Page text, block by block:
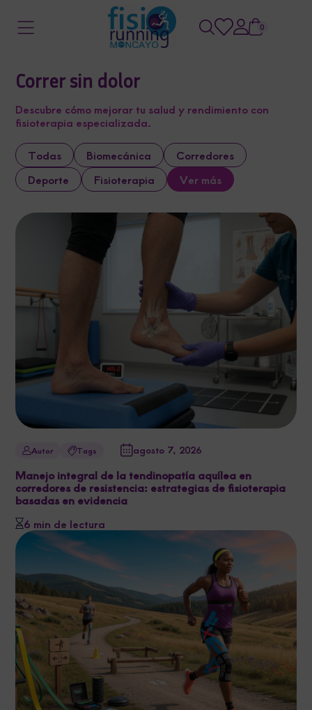
0
Correr sin dolor
Descubre cómo mejorar tu salud y rendimiento con
fisioterapia especializada.
Todas Biomecánica
Corredores
Deporte
Fisioterapia Ver más
Autor Tags agosto 7, 2026
Manejo integral de la tendinopatía aquílea en
corredores de resistencia: estrategias de fisioterapia
basadas en evidencia
6 min de lectura